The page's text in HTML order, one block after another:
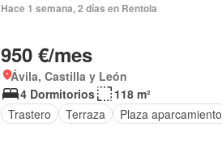
Hace 1 semana, 2 días en Rentola
950 €/mes
Ávila, Castilla y León
4 Dormitorios
118 m²
Trastero
Terraza Plaza aparcamiento